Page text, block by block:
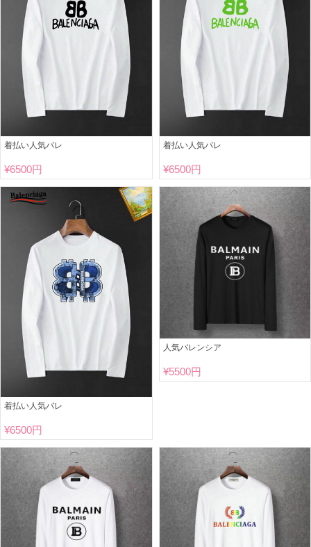
着払い人気バレ
¥6500円
着払い人気バレ
¥6500円
着払い人気バレ
¥6500円
人気バレンシア
¥5500円